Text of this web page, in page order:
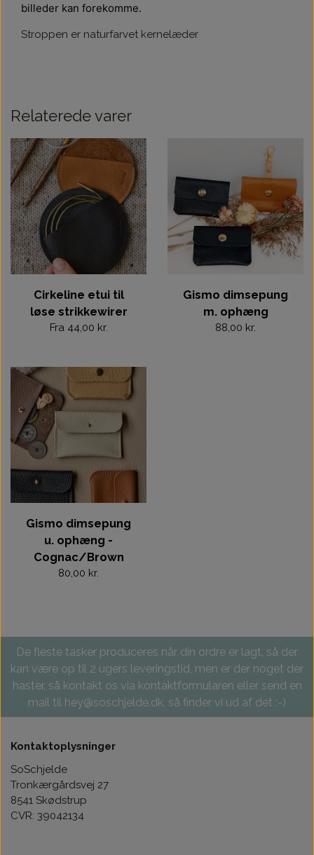
billeder kan forekomme.
Stroppen er naturfarvet kernelæder
Relaterede varer
Cirkeline etui til
løse strikkewirer
Fra 44,00 kr.
Gismo dimsepung
m. ophæng
88,00 kr.
Gismo dimsepung
u. ophæng -
Cognac/Brown
80,00 kr.
De fleste tasker produceres når din ordre er lagt, så der
kan være op til 2 ugers leveringstid, men er der noget der
haster, så kontakt os via kontaktformularen eller send en
mail til hey@soschjelde.dk, så finder vi ud af det :-)
Kontaktoplysninger
SoSchjelde
Tronkærgårdsvej 27
8541 Skødstrup
CVR: 39042134